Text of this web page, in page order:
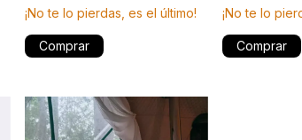
¡No te lo pierdas, es el último!
Comprar
¡No te lo
Comprar